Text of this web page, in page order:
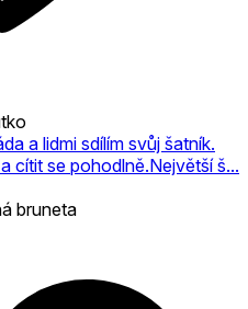
a lidmi sdílím svůj šatník.
cítit se pohodlně.Největší š...
bruneta